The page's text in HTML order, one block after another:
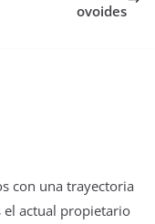
ovoides
con una trayectoria
el actual propietario